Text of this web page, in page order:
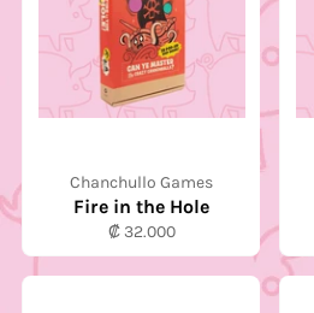
Chanchullo Games
Fire in the Hole
Precio
habitual
₡ 32.000